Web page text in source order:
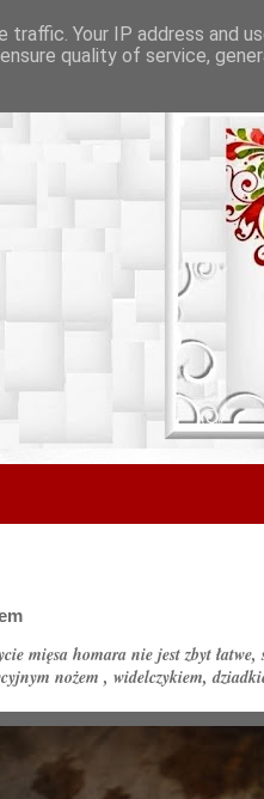
mięsa homara nie jest zbyt
nożem , widelczykiem,
Your IP address and
quality of service,